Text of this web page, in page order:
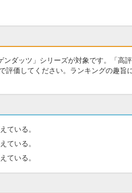
ンダッツ」シリーズが対象です。「高
評価してください。ランキングの趣旨
ている。
ている。
ている。